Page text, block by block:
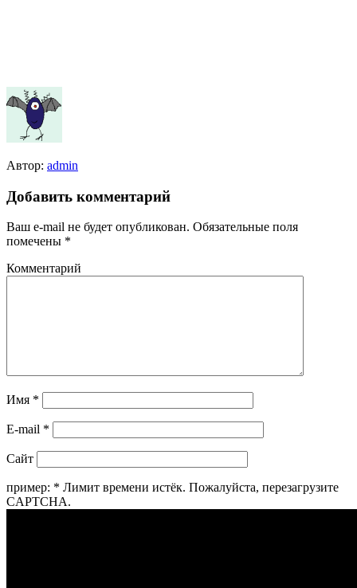
Автор: admin
Добавить комментарий
Ваш e-mail не будет опубликован. Обязательные поля
помечены *
Комментарий
Имя *
E-mail *
Сайт
пример: * Лимит времени истёк. Пожалуйста, перезагрузите
CAPTCHA.